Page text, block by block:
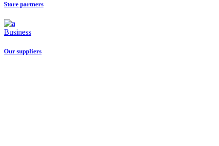
Store partners
Business
Our suppliers